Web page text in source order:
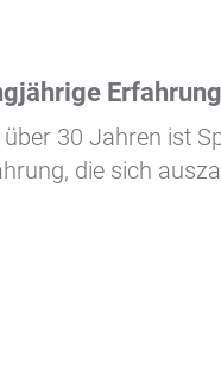
Erfahrung
über 30 Jahren ist
die sich